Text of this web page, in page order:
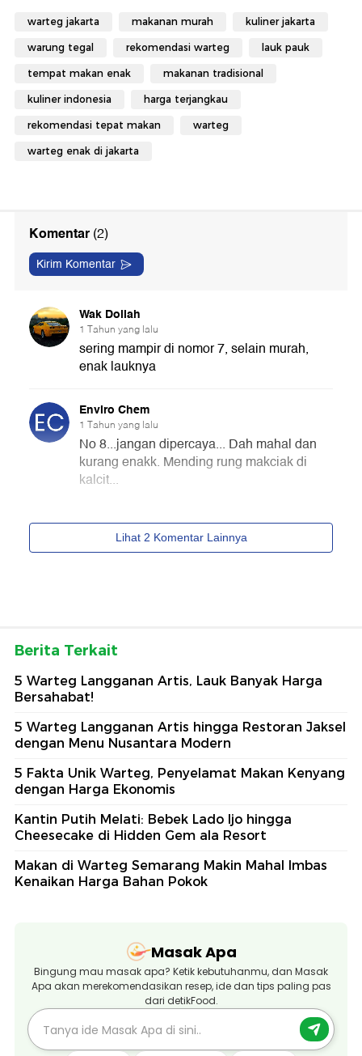
warteg jakarta makanan murah kuliner jakarta
warung tegal rekomendasi warteg lauk pauk
tempat makan enak makanan tradisional
kuliner indonesia harga terjangkau
rekomendasi tepat makan warteg
warteg enak di jakarta
Berita Terkait
5 Warteg Langganan Artis, Lauk Banyak Harga
Bersahabat!
5 Warteg Langganan Artis hingga Restoran Jaksel
dengan Menu Nusantara Modern
5 Fakta Unik Warteg, Penyelamat Makan Kenyang
dengan Harga Ekonomis
Kantin Putih Melati: Bebek Lado Ijo hingga
Cheesecake di Hidden Gem ala Resort
Makan di Warteg Semarang Makin Mahal Imbas
Kenaikan Harga Bahan Pokok
Masak Apa
Bingung mau masak apa? Ketik kebutuhanmu, dan Masak
Apa akan merekomendasikan resep, ide dan tips paling pas
dari detikFood.